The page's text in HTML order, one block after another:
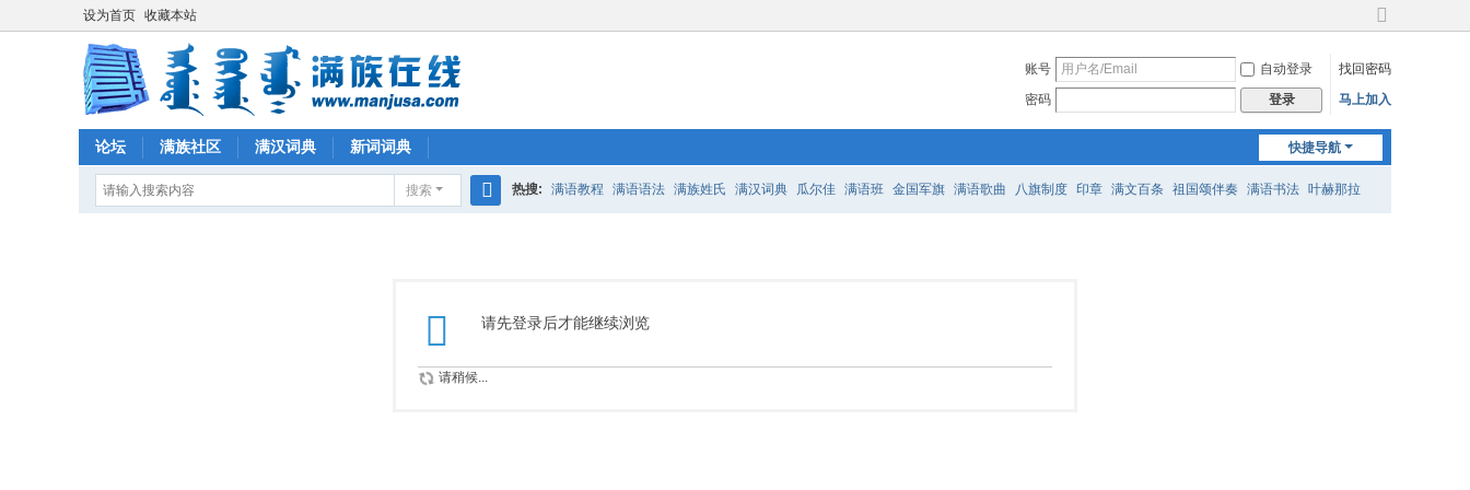
设为首页 收藏本站
切
到
宽
账号 自动登录
找回密码
密码
登录 马上加入
快捷导航
论坛 满族社区 满汉词典 新词词典
搜索 热搜: 满语教程 满语语法 满族姓氏 满汉词典 瓜尔佳 满语班 金国军旗 满语歌曲 八旗制度 印章 满文百条 祖国颂伴奏 满语书法 叶赫那拉
请先登录后才能继续浏览
请稍候...